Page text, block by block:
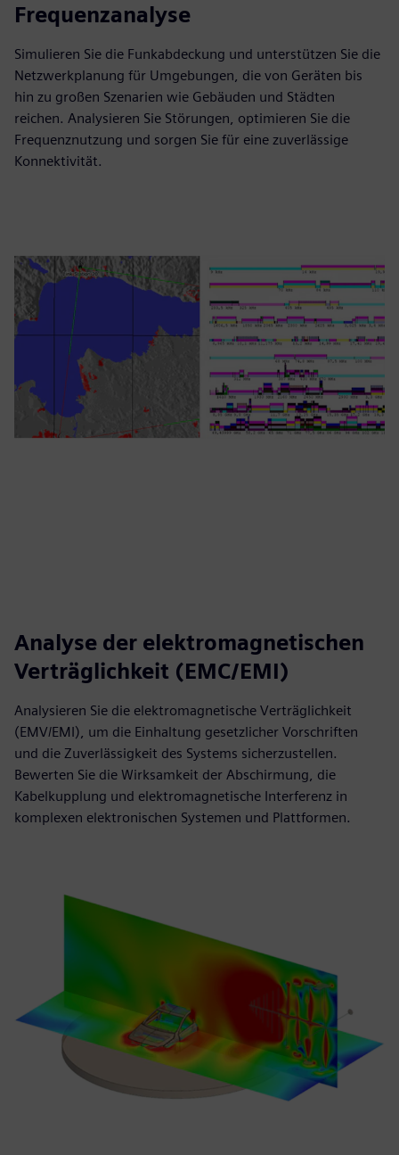
Frequenzanalyse
Simulieren Sie die Funkabdeckung und unterstützen Sie die
Netzwerkplanung für Umgebungen, die von Geräten bis
hin zu großen Szenarien wie Gebäuden und Städten
reichen. Analysieren Sie Störungen, optimieren Sie die
Frequenznutzung und sorgen Sie für eine zuverlässige
Konnektivität.
Analyse der elektromagnetischen
Verträglichkeit (EMC/EMI)
Analysieren Sie die elektromagnetische Verträglichkeit
(EMV/EMI), um die Einhaltung gesetzlicher Vorschriften
und die Zuverlässigkeit des Systems sicherzustellen.
Bewerten Sie die Wirksamkeit der Abschirmung, die
Kabelkupplung und elektromagnetische Interferenz in
komplexen elektronischen Systemen und Plattformen.